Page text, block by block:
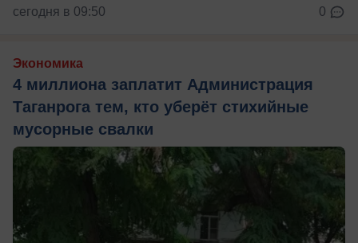
сегодня в 09:50 0
Экономика
4 миллиона заплатит Администрация
Таганрога тем, кто уберёт стихийные
мусорные свалки